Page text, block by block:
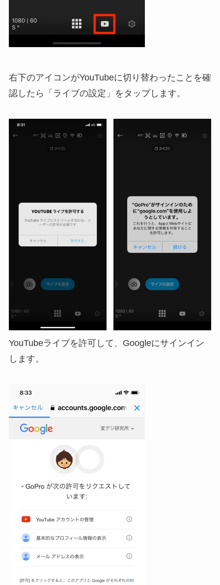
右下のアイコンがYouTubeに切り替わったことを確
認したら「ライブの設定」をタップします。
YouTubeライブを許可して、Googleにサインイン
します。